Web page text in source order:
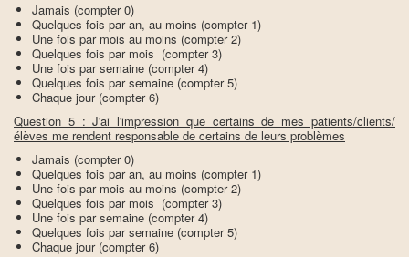
Jamais (compter 0)
Quelques fois par an, au moins (compter 1)
Une fois par mois au moins (compter 2)
Quelques fois par mois (compter 3)
Une fois par semaine (compter 4)
Quelques fois par semaine (compter 5)
Chaque jour (compter 6)
Question 5 : J'ai l'impression que certains de mes patients/clients/
élèves me rendent responsable de certains de leurs problèmes
Jamais (compter 0)
Quelques fois par an, au moins (compter 1)
Une fois par mois au moins (compter 2)
Quelques fois par mois (compter 3)
Une fois par semaine (compter 4)
Quelques fois par semaine (compter 5)
Chaque jour (compter 6)